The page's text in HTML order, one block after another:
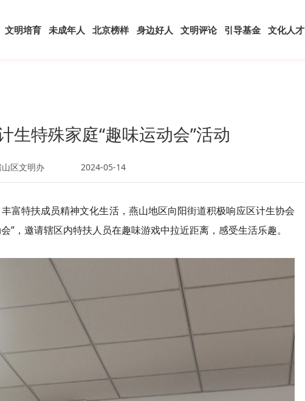
文明培育 未成年人 北京榜样 身边好人 文明评论 引导基金 文化人才
生特殊家庭“趣味运动会”活动
区文明办 2024-05-14
富特扶成员精神文化生活，燕山地区向阳街道积极响应区计生协会
”，邀请辖区内特扶人员在趣味游戏中拉近距离，感受生活乐趣。